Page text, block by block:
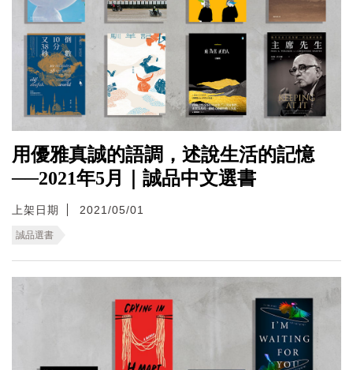
用優雅真誠的語調，述說生活的記憶
──2021年5月｜誠品中文選書
上架日期 2021/05/01
誠品選書